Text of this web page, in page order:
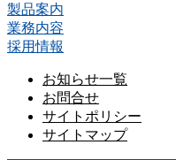
製品案内
業務内容
採用情報
お知らせ一覧
お問合せ
サイトポリシー
サイトマップ